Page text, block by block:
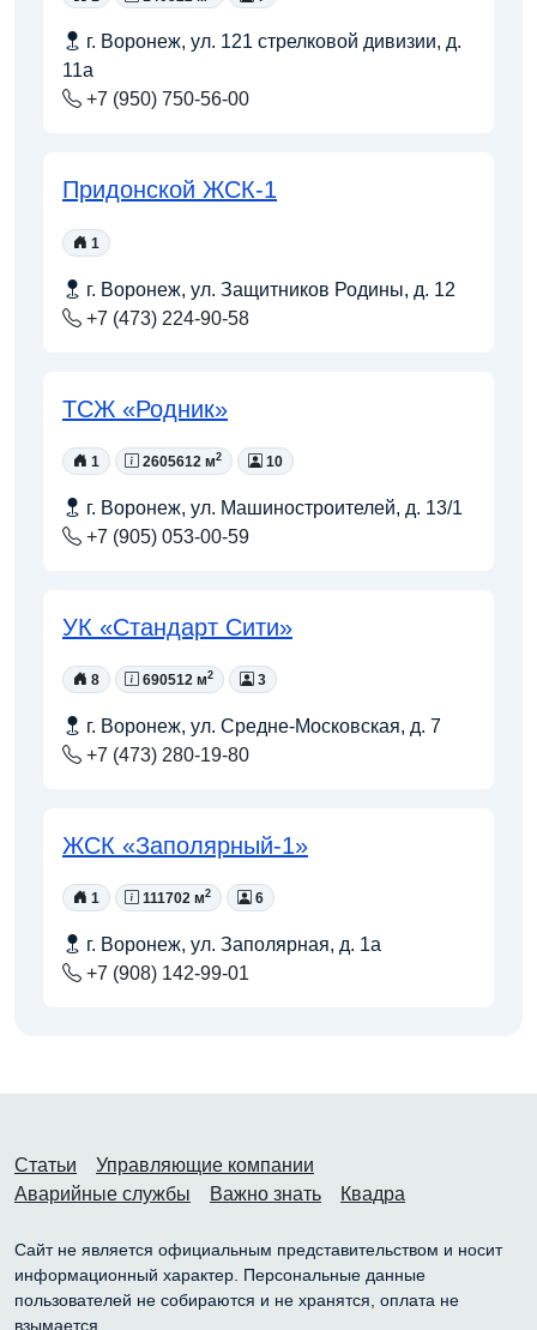
г. Воронеж, ул. 121 стрелковой дивизии, д.
11а
+7 (950) 750-56-00
Придонской ЖСК-1
1
г. Воронеж, ул. Защитников Родины, д. 12
+7 (473) 224-90-58
ТСЖ «Родник»
1 2605612 м2 10
г. Воронеж, ул. Машиностроителей, д. 13/1
+7 (905) 053-00-59
УК «Стандарт Сити»
8 690512 м2 3
г. Воронеж, ул. Средне-Московская, д. 7
+7 (473) 280-19-80
ЖСК «Заполярный-1»
1 111702 м2 6
г. Воронеж, ул. Заполярная, д. 1а
+7 (908) 142-99-01
Статьи
Управляющие компании
Аварийные службы
Важно знать Квадра
Сайт не является официальным представительством и носит
информационный характер. Персональные данные
пользователей не собираются и не хранятся, оплата не
взымается.